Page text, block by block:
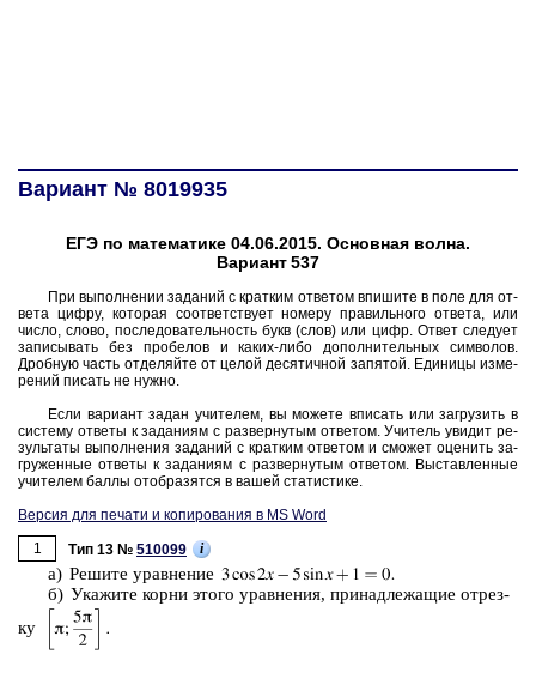
Вариант № 8019935
ЕГЭ по математике 04.06.2015. Основная волна.
Вариант 537
При вы­пол­не­нии за­да­ний с крат­ким от­ве­том впи­ши­те в поле для от­
ве­та цифру, ко­то­рая со­от­вет­ству­ет но­ме­ру пра­виль­но­го от­ве­та, или
число, слово, по­сле­до­ва­тель­ность букв (слов) или цифр. Ответ сле­ду­ет
за­пи­сы­вать без про­бе­лов и каких-либо до­пол­ни­тель­ных сим­во­лов.
Дроб­ную часть от­де­ляй­те от целой де­ся­тич­ной за­пя­той. Еди­ни­цы из­ме­
ре­ний пи­сать не нужно.
Если ва­ри­ант задан учи­те­лем, вы мо­же­те впи­сать или за­гру­зить в
си­сте­му от­ве­ты к за­да­ни­ям с раз­вер­ну­тым от­ве­том. Учи­тель уви­дит ре­
зуль­та­ты вы­пол­не­ния за­да­ний с крат­ким от­ве­том и смо­жет оце­нить за­
гру­жен­ные от­ве­ты к за­да­ни­ям с раз­вер­ну­тым от­ве­том. Вы­став­лен­ные
учи­те­лем баллы отоб­ра­зят­ся в вашей ста­ти­сти­ке.
Версия для печати и копирования в MS Word
1
Тип 13 № 510099 i
а) Ре­ши­те урав­не­ние
б) Ука­жи­те корни этого урав­не­ния, при­над­ле­жа­щие от­рез­
ку